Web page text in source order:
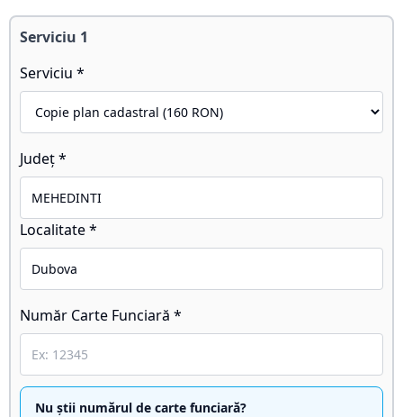
Serviciu 1
Serviciu *
Județ *
Localitate *
Număr Carte Funciară *
Nu știi numărul de carte funciară?